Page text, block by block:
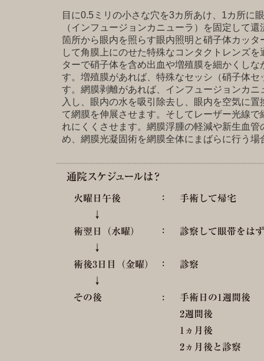
目に0.5ミリの小さな穴を3カ所あけ、1カ所に
（インフュージョンカニューラ）を固定して
箇所から眼内を照らす眼内照明と硝子体カッタ
して角膜上にのせた特殊なコンタクトレンズ
ターで硝子体を含め出血や増殖膜を細かくしな
す。増殖膜があれば、特殊なセッシ（硝子体セ
す。網膜剥離があれば、インフュージョンカニ
入し、眼内の水を吸引除去し、眼内を空気に
て網膜を伸展させます。そしてレーザー光線で
れにくくさせます。網膜浮腫の軽減や新生血管
め、網膜光凝固術を網膜全体にまばらに行う場